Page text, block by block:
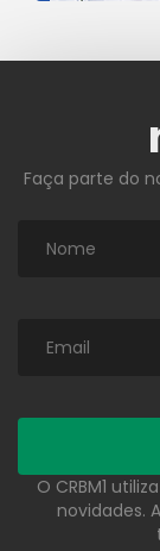
Faça parte do
O CRBM1
novidades.